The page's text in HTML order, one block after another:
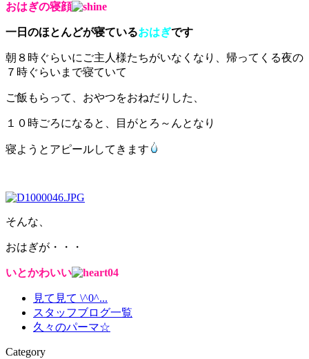
おはぎの寝顔
一日のほとんどが寝ているおはぎです
朝８時ぐらいにご主人様たちがいなくなり、帰ってくる夜の
７時ぐらいまで寝ていて
ご飯もらって、おやつをおねだりした、
１０時ごろになると、目がとろ～んとなり
寝ようとアピールしてきます
そんな、
おはぎが・・・
いとかわいい
見て見て \^0^...
スタッフブログ一覧
久々のパーマ☆
Category